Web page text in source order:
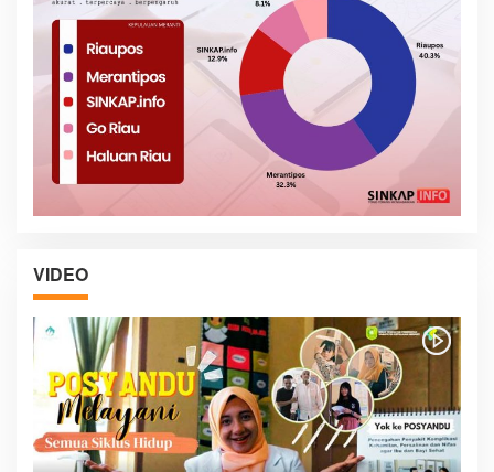
VIDEO